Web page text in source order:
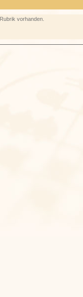
vorhanden.